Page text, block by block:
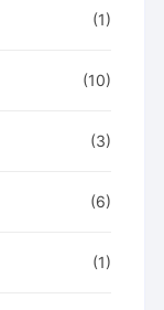
(1)
(10)
(3)
(6)
(1)